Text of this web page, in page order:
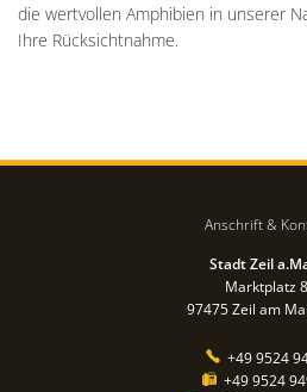
die wertvollen Amphibien in unserer
Ihre Rücksichtnahme.
Anschrift &
Stadt Zeil
Marktplatz 8
97475Zeil am
+49 9524
+49 9524